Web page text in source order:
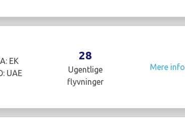
EK
UAE
28
Ugentlige
flyvninger
Mere info